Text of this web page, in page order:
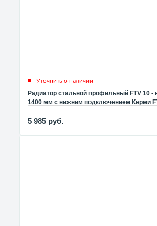
Уточнить о наличии
Радиатор стальной профильный FTV 10 -
1400 мм с нижним подключением Керми
5 985 руб.